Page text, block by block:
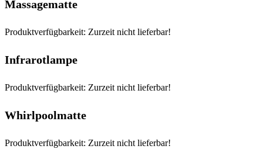
Massagematte
Produktverfügbarkeit: Zurzeit nicht lieferbar!
Infrarotlampe
Produktverfügbarkeit: Zurzeit nicht lieferbar!
Whirlpoolmatte
Produktverfügbarkeit: Zurzeit nicht lieferbar!